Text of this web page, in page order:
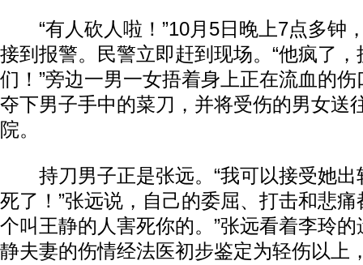
“有人砍人啦！”10月5日晚上7点多钟
接到报警。民警立即赶到现场。“他疯了
们！”旁边一男一女捂着身上正在流血的
夺下男子手中的菜刀，并将受伤的男女送
院。
持刀男子正是张远。“我可以接受她出
死了！”张远说，自己的委屈、打击和悲痛
个叫王静的人害死你的。”张远看着李玲
静夫妻的伤情经法医初步鉴定为轻伤以上